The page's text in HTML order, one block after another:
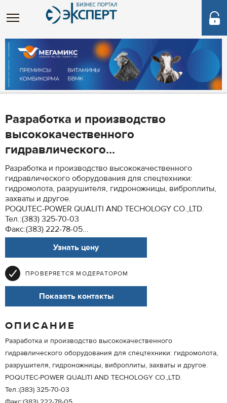
Разработка и производство
высококачественного
гидравлического...
Разработка и производство высококачественного
гидравлического оборудования для спецтехники:
гидромолота, разрушителя, гидроножницы, виброплиты,
захваты и другое.
POQUTEC-POWER QUALITI AND TECHOLOGY CO.,LTD.
Тел.:(383) 325-70-03
Факс:(383) 222-78-05...
Узнать цену
ПРОВЕРЯЕТСЯ МОДЕРАТОРОМ
Показать контакты
ОПИСАНИЕ
Разработка и производство высококачественного
гидравлического оборудования для спецтехники: гидромолота,
разрушителя, гидроножницы, виброплиты, захваты и другое.
POQUTEC-POWER QUALITI AND TECHOLOGY CO.,LTD.
Тел.:(383) 325-70-03